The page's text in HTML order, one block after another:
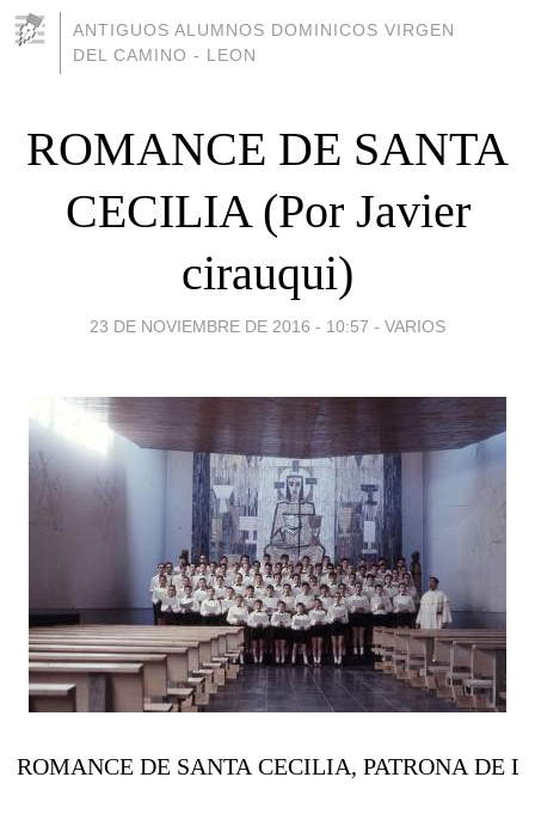
ANTIGUOS ALUMNOS DOMINICOS VIRGEN
DEL CAMINO - LEON
ROMANCE DE SANTA
CECILIA (Por Javier
cirauqui)
23 DE NOVIEMBRE DE 2016 - 10:57 - VARIOS
ROMANCE DE SANTA CECILIA, PATRONA DE